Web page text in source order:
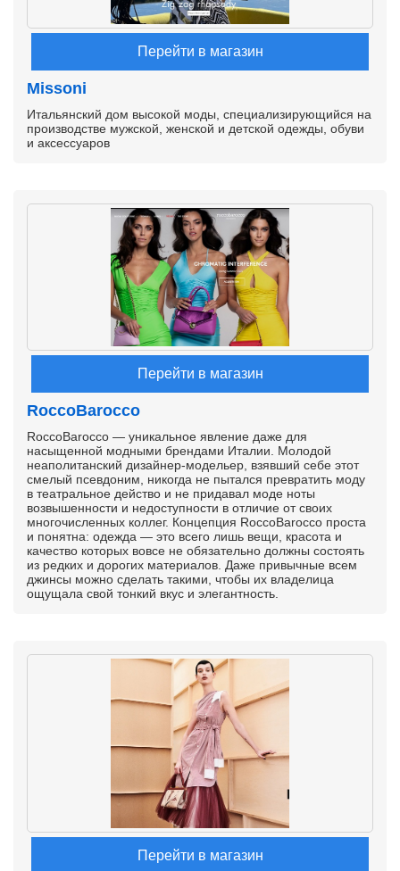
Перейти в магазин
Missoni
Итальянский дом высокой моды, специализирующийся на
производстве мужской, женской и детской одежды, обуви
и аксессуаров
Перейти в магазин
RoccoBarocco
RoccoBarocco — уникальное явление даже для
насыщенной модными брендами Италии. Молодой
неаполитанский дизайнер-модельер, взявший себе этот
смелый псевдоним, никогда не пытался превратить моду
в театральное действо и не придавал моде ноты
возвышенности и недоступности в отличие от своих
многочисленных коллег. Концепция RoccoBarocco проста
и понятна: одежда — это всего лишь вещи, красота и
качество которых вовсе не обязательно должны состоять
из редких и дорогих материалов. Даже привычные всем
джинсы можно сделать такими, чтобы их владелица
ощущала свой тонкий вкус и элегантность.
Перейти в магазин